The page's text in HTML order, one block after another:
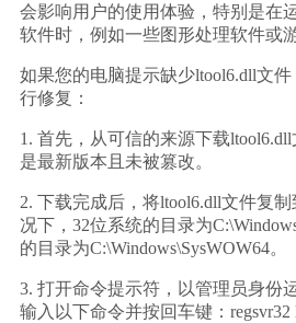
会影响用户的使用体验，特别是在
软件时，例如一些图形处理软件或游
如果您的电脑提示缺少ltool6.dll文
行修复：
1. 首先，从可信的来源下载
是最新版本且未被篡改。
2. 下载完成后，将ltool6.dll文件复
况下，32位系统的目录为
的目录为C:\Windows\SysWOW64。
3. 打开命令提示符，以管理员身份
输入以下命令并按回车键：